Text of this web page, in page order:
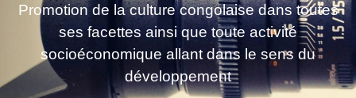
Promotion de la culture congolaise dans toutes
ses facettes ainsi que toute activité
socioéconomique allant dans le sens du
développement